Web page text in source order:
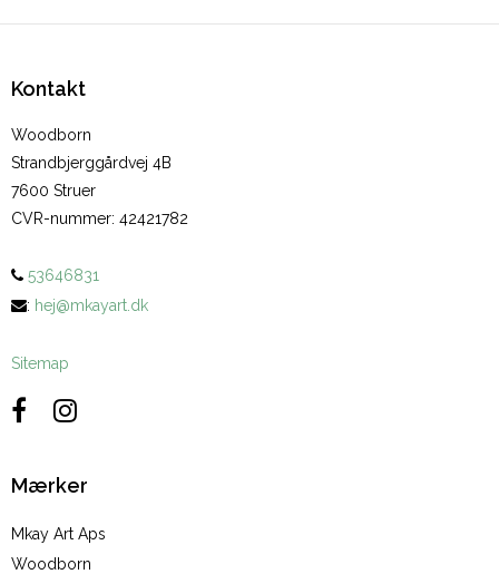
Kontakt
Woodborn
Strandbjerggårdvej 4B
7600 Struer
CVR-nummer: 42421782
53646831
: hej@mkayart.dk
Sitemap
Mærker
Mkay Art Aps
Woodborn